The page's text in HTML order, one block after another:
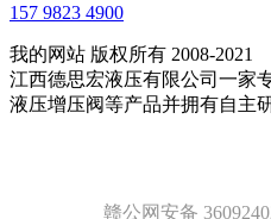
157 9823 4900
我的网站 版权所有 2008-2021
江西德思宏液压有限公司一家
液压增压阀等产品并拥有自主
赣公网安备